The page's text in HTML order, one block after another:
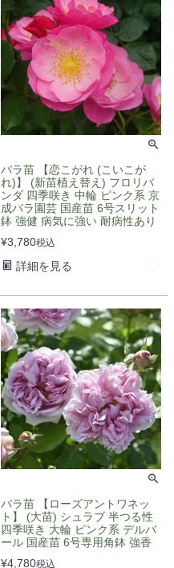
バラ苗 【恋こがれ (こいこが
れ)】 (新苗植え替え) フロリバ
ンダ 四季咲き 中輪 ピンク系 京
成バラ園芸 国産苗 6号スリット
鉢 強健 病気に強い 耐病性あり
¥3,780税込
詳細を見る
バラ苗 【ローズアントワネッ
ト】 (大苗) シュラブ 半つる性
四季咲き 大輪 ピンク系 デルバ
ール 国産苗 6号専用角鉢 強香
¥4,780税込